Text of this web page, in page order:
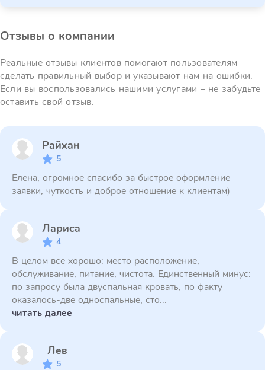
Отзывы о компании
Реальные отзывы клиентов помогают пользователям
сделать правильный выбор и указывают нам на ошибки.
Если вы воспользовались нашими услугами – не забудьте
оставить свой отзыв.
Райхан
5
Елена, огромное спасибо за быстрое оформление
заявки, чуткость и доброе отношение к клиентам)
Лариса
4
В целом все хорошо: место расположение,
обслуживание, питание, чистота. Единственный минус:
по запросу была двуспальная кровать, по факту
оказалось-две односпальные, сто...
читать далее
Лев
5